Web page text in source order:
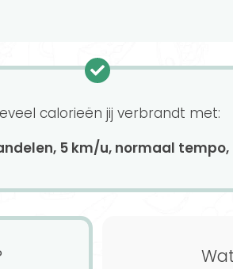
calorieën jij verbrandt met:
5 km/u, normaal